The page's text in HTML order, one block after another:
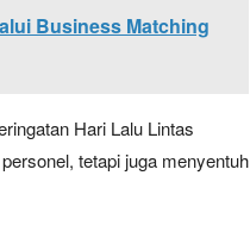
Business Matching
Hari Lalu Lintas
tetapi juga menyentuh